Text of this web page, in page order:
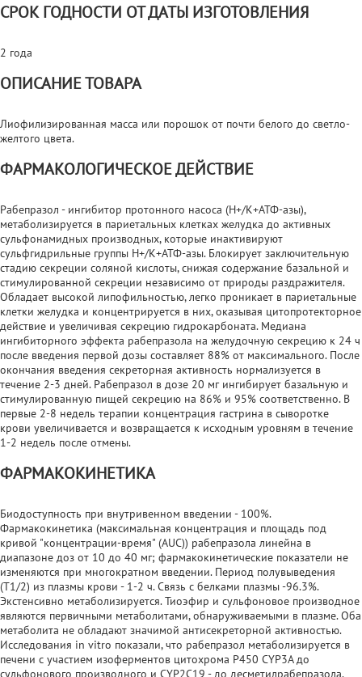
СРОК ГОДНОСТИ ОТ ДАТЫ ИЗГОТОВЛЕНИЯ
2 года
ОПИСАНИЕ ТОВАРА
Лиофилизированная масса или порошок от почти белого до светло-
желтого цвета.
ФАРМАКОЛОГИЧЕСКОЕ ДЕЙСТВИЕ
Рабепразол - ингибитор протонного насоса (Н+/К+АТФ-азы),
метаболизируется в париетальных клетках желудка до активных
сульфонамидных производных, которые инактивируют
сульфгидрильные группы Н+/К+АТФ-азы. Блокирует заключительную
стадию секреции соляной кислоты, снижая содержание базальной и
стимулированной секреции независимо от природы раздражителя.
Обладает высокой липофильностью, легко проникает в париетальные
клетки желудка и концентрируется в них, оказывая цитопротекторное
действие и увеличивая секрецию гидрокарбоната. Медиана
ингибиторного эффекта рабепразола на желудочную секрецию к 24 ч
после введения первой дозы составляет 88% от максимального. После
окончания введения секреторная активность нормализуется в
течение 2-3 дней. Рабепразол в дозе 20 мг ингибирует базальную и
стимулированную пищей секрецию на 86% и 95% соответственно. В
первые 2-8 недель терапии концентрация гастрина в сыворотке
крови увеличивается и возвращается к исходным уровням в течение
1-2 недель после отмены.
ФАРМАКОКИНЕТИКА
Биодоступность при внутривенном введении - 100%.
Фармакокинетика (максимальная концентрация и площадь под
кривой "концентрации-время" (AUC)) рабепразола линейна в
диапазоне доз от 10 до 40 мг; фармакокинетические показатели не
изменяются при многократном введении. Период полувыведения
(Т1/2) из плазмы крови - 1-2 ч. Связь с белками плазмы -96.3%.
Экстенсивно метаболизируется. Тиоэфир и сульфоновое производное
являются первичными метаболитами, обнаруживаемыми в плазме. Оба
метаболита не обладают значимой антисекреторной активностью.
Исследования in vitro показали, что рабепразол метаболизируется в
печени с участием изоферментов цитохрома Р450 CYP3A до
сульфонового производного и CYP2C19 - до десметилрабепразола.